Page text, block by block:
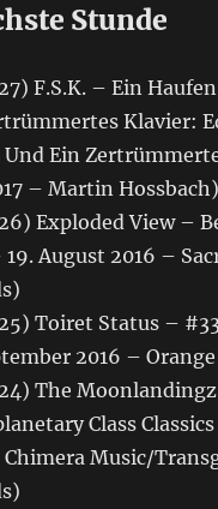
Stunde
F.S.K. – Ein
Klavier:
Und Ein
– Martin Hossbach)
Exploded View –
August 2016 –
Toiret Status –
2016 –
The Moonlandingz
Class
Chimera Music/